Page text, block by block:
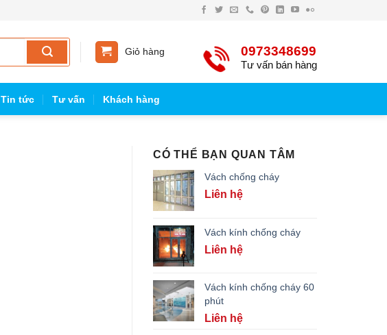
Giỏ hàng 0973348699
Tư vấn bán hàng
Tin tức Tư vấn Khách hàng
CÓ THỂ BẠN QUAN TÂM
Vách chống cháy
Liên hệ
Vách kính chống cháy
Liên hệ
Vách kính chống cháy 60
phút
Liên hệ